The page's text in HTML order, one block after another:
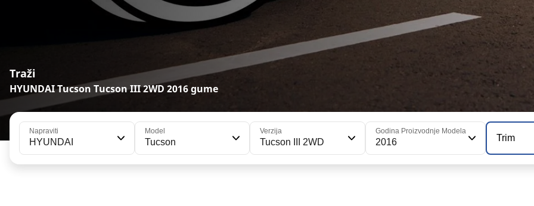
Traži
HYUNDAI Tucson Tucson III 2WD 2016 gume
Napraviti
HYUNDAI
Model
Tucson
Verzija
Tucson III 2WD
Godina Proizvodnje Modela
2016 Trim